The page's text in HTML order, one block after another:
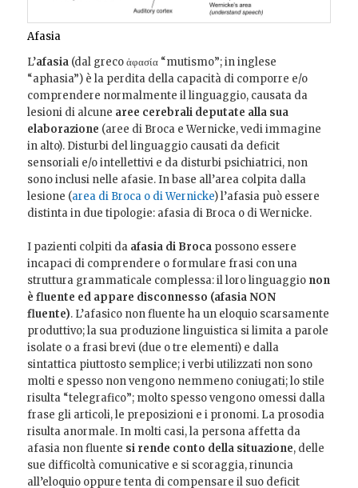
Afasia
L’afasia (dal greco ἀφασία “mutismo”; in inglese
“aphasia”) è la perdita della capacità di comporre e/o
comprendere normalmente il linguaggio, causata da
lesioni di alcune aree cerebrali deputate alla sua
elaborazione (aree di Broca e Wernicke, vedi immagine
in alto). Disturbi del linguaggio causati da deficit
sensoriali e/o intellettivi e da disturbi psichiatrici, non
sono inclusi nelle afasie. In base all’area colpita dalla
lesione (area di Broca o di Wernicke) l’afasia può essere
distinta in due tipologie: afasia di Broca o di Wernicke.
I pazienti colpiti da afasia di Broca possono essere
incapaci di comprendere o formulare frasi con una
struttura grammaticale complessa: il loro linguaggio non
è fluente ed appare disconnesso (afasia NON
fluente). L’afasico non fluente ha un eloquio scarsamente
produttivo; la sua produzione linguistica si limita a parole
isolate o a frasi brevi (due o tre elementi) e dalla
sintattica piuttosto semplice; i verbi utilizzati non sono
molti e spesso non vengono nemmeno coniugati; lo stile
risulta “telegrafico”; molto spesso vengono omessi dalla
frase gli articoli, le preposizioni e i pronomi. La prosodia
risulta anormale. In molti casi, la persona affetta da
afasia non fluente si rende conto della situazione, delle
sue difficoltà comunicative e si scoraggia, rinuncia
all’eloquio oppure tenta di compensare il suo deficit